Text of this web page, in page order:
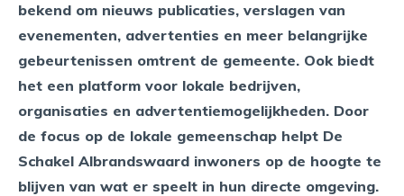
bekend om nieuws publicaties, verslagen van
evenementen, advertenties en meer belangrijke
gebeurtenissen omtrent de gemeente. Ook biedt
het een platform voor lokale bedrijven,
organisaties en advertentiemogelijkheden. Door
de focus op de lokale gemeenschap helpt De
Schakel Albrandswaard inwoners op de hoogte te
blijven van wat er speelt in hun directe omgeving.